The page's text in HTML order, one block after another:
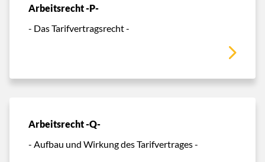
Arbeitsrecht -P-
- Das Tarifvertragsrecht -
Arbeitsrecht -Q-
- Aufbau und Wirkung des Tarifvertrages -